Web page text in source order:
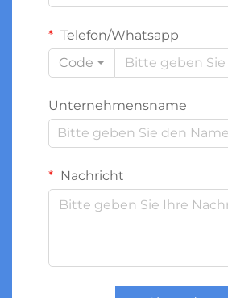
Telefon/Whatsapp
Code
Unternehmensname
Nachricht